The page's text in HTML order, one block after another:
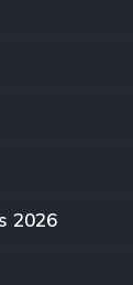
2026